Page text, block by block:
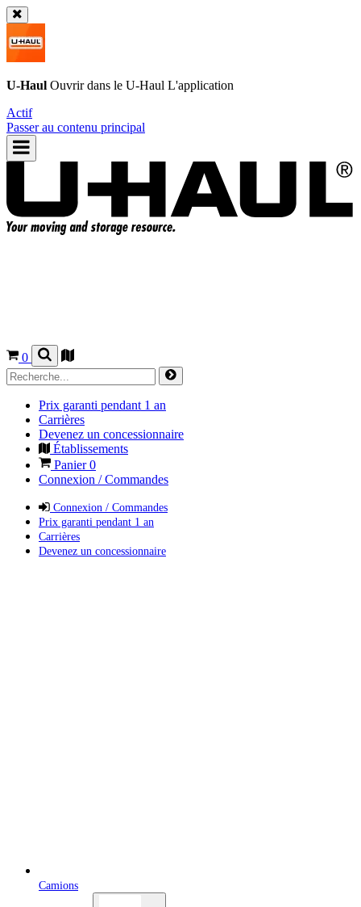
U-Haul Ouvrir dans le U-Haul L'application
Actif
Passer au contenu principal
0
Prix garanti pendant 1 an
Carrières
Devenez un concessionnaire
Établissements
Panier0
Connexion / Commandes
Connexion / Commandes
Prix garanti pendant 1 an
Carrières
Devenez un concessionnaire
Camions